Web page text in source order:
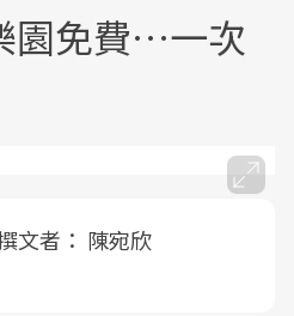
園免費…一次
文者： 陳宛欣